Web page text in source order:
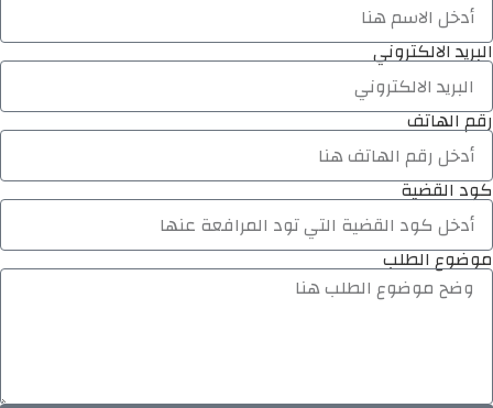
البريد الالكتروني
رقم الهاتف
كود القضية
موضوع الطلب